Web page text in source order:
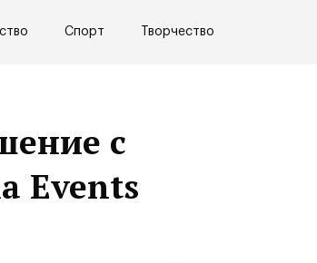
Спорт Творчество
с
Events